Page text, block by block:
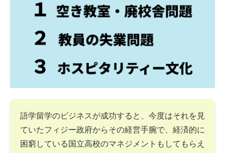
語学留学のビジネスが成功すると、今度はそれを見
ていたフィジー政府からその経営手腕で、経済的に
困窮している国立高校のマネジメントもしてもらえ